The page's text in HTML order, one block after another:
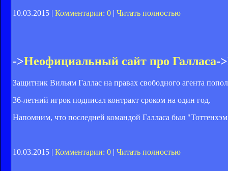
10.03.2015 | Комментарии: 0 Читать полностью
->Неофициальный сайт про Галласа->
Защитник Вильям Галлас на правах свободного агента
36-летний игрок подписал контракт сроком на один год.
Напомним, что последней командой Галласа был
10.03.2015 | Комментарии: 0 | Читать полностью